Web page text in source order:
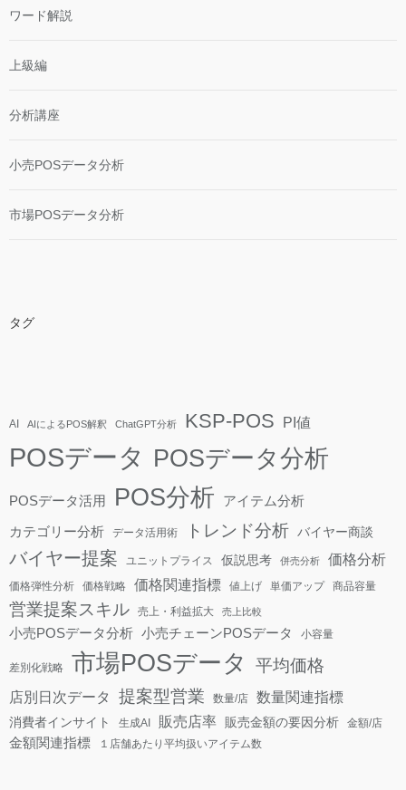
ワード解説
上級編
分析講座
小売POSデータ分析
市場POSデータ分析
タグ
AI AIによるPOS解釈 ChatGPT分析 KSP-POS PI値
POSデータ POSデータ分析
POSデータ活用 POS分析 アイテム分析
カテゴリー分析 データ活用術 トレンド分析 バイヤー商談
バイヤー提案 ユニットプライス 仮説思考 併売分析 価格分析
価格弾性分析 価格戦略 価格関連指標 値上げ 単価アップ 商品容量
営業提案スキル 売上・利益拡大 売上比較
小売POSデータ分析 小売チェーンPOSデータ 小容量
差別化戦略 市場POSデータ 平均価格
店別日次データ 提案型営業 数量/店 数量関連指標
消費者インサイト 生成AI 販売店率 販売金額の要因分析 金額/店
金額関連指標 １店舗あたり平均扱いアイテム数